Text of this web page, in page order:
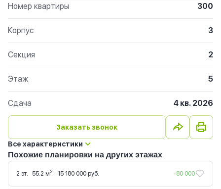
Номер квартиры 300
Корпус 3
Секция 2
Этаж 5
Сдача 4 кв. 2026
Заказать звонок
Все характеристики
Похожие планировки на других этажах
2 эт. 55.2 м2 15 180 000 руб. -80 000